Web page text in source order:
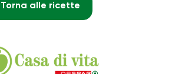
Torna alle ricette